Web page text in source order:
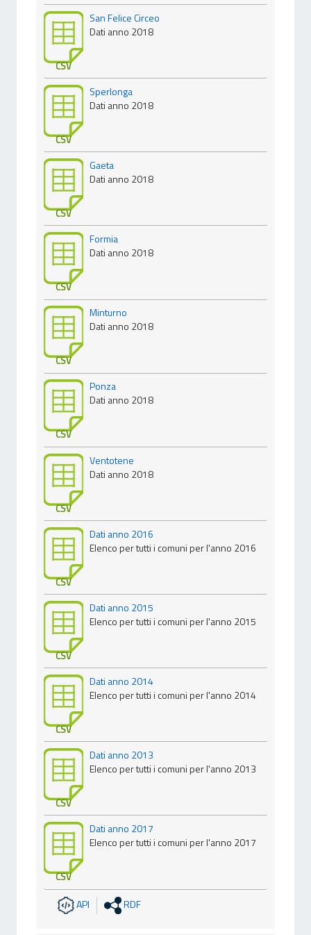
CSV
San Felice Circeo
Dati anno 2018
CSV
Sperlonga
Dati anno 2018
CSV
Gaeta
Dati anno 2018
CSV
Formia
Dati anno 2018
CSV
Minturno
Dati anno 2018
CSV
Ponza
Dati anno 2018
CSV
Ventotene
Dati anno 2018
CSV
Dati anno 2016
Elenco per tutti i comuni per l'anno 2016
CSV
Dati anno 2015
Elenco per tutti i comuni per l'anno 2015
CSV
Dati anno 2014
Elenco per tutti i comuni per l'anno 2014
CSV
Dati anno 2013
Elenco per tutti i comuni per l'anno 2013
CSV
Dati anno 2017
Elenco per tutti i comuni per l'anno 2017
API RDF